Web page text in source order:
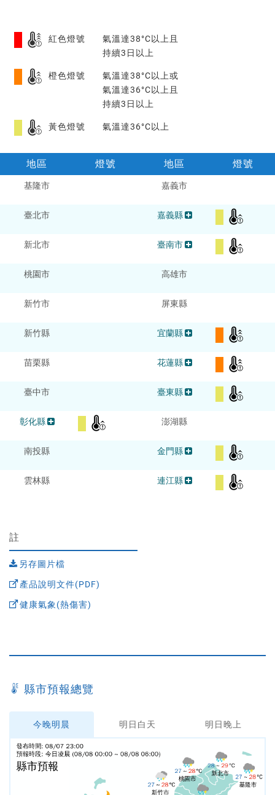
紅色燈號
氣溫達38°C以上且
持續3日以上
橙色燈號
氣溫達38°C以上或
氣溫達36°C以上且
持續3日以上
黃色燈號 氣溫達36°C以上
地區 燈號
基隆市
臺北市
新北市
桃園市
新竹市
新竹縣
苗栗縣
臺中市
彰化縣
南投縣
雲林縣
地區 燈號
嘉義市
嘉義縣
臺南市
高雄市
屏東縣
宜蘭縣
花蓮縣
臺東縣
澎湖縣
金門縣
連江縣
註
另存圖片檔
產品說明文件(PDF)
健康氣象(熱傷害)
縣市預報總覽
今晚明晨 明日白天 明日晚上